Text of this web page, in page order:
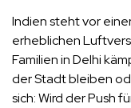
Indien steht vor
erheblichen
Familien in Delhi
der Stadt bleiben
sich: Wird der Push